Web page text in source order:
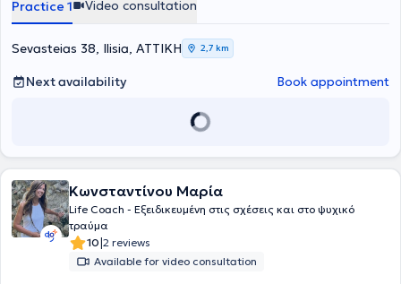
conducted in both Greek and English.
Practice 1 Video consultation
Sevasteias 38, Ilisia, ΑΤΤΙΚΗ 2,7 km
Next availability Book appointment
Κωνσταντίνου Μαρία
Life Coach - Eξειδικευμένη στις σχέσεις και στο ψυχικό
τραύμα
10|2 reviews
Available for video consultation